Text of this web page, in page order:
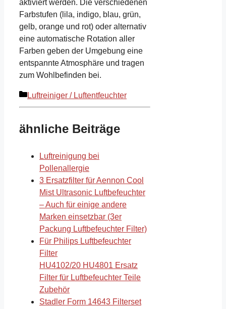
aktiviert werden. Die verschiedenen
Farbstufen (lila, indigo, blau, grün,
gelb, orange und rot) oder alternativ
eine automatische Rotation aller
Farben geben der Umgebung eine
entspannte Atmosphäre und tragen
zum Wohlbefinden bei.
Kategorien
Luftreiniger / Luftentfeuchter
ähnliche Beiträge
Luftreinigung bei
Pollenallergie
3 Ersatzfilter für Aennon Cool
Mist Ultrasonic Luftbefeuchter
– Auch für einige andere
Marken einsetzbar (3er
Packung Luftbefeuchter Filter)
Für Philips Luftbefeuchter
Filter
HU4102/20 HU4801 Ersatz
Filter für Luftbefeuchter Teile
Zubehör
Stadler Form 14643 Filterset